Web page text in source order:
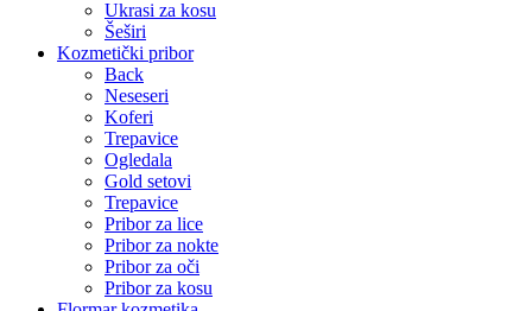
Ukrasi za kosu
Šeširi
Kozmetički pribor
Back
Neseseri
Koferi
Trepavice
Ogledala
Gold setovi
Trepavice
Pribor za lice
Pribor za nokte
Pribor za oči
Pribor za kosu